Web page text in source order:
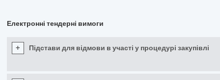
Електронні тендерні вимоги
+ Підстави для відмови в участі у процедурі закупівлі